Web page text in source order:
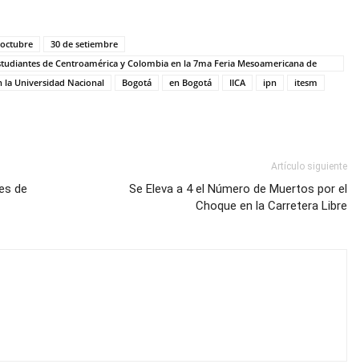
octubre
30 de setiembre
de Centroamérica y Colombia en la 7ma Feria Mesoamericana de
la Universidad Nacional Bogotá en Bogotá IICA ipn
itesm
de
Artículo siguiente
Se Eleva a 4 el Número de Muertos por el
Choque en la Carretera Libre